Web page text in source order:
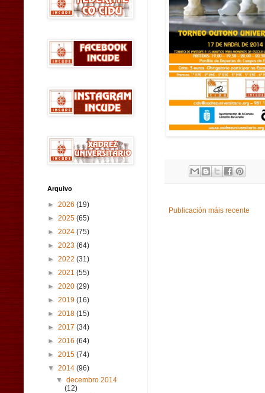
Publicación máis recente
Arquivo
► 2026 (19)
► 2025 (65)
► 2024 (75)
► 2023 (64)
► 2022 (31)
► 2021 (55)
► 2020 (29)
► 2019 (16)
► 2018 (15)
► 2017 (34)
► 2016 (64)
► 2015 (74)
▼ 2014 (96)
▼decembro 2014
(12)